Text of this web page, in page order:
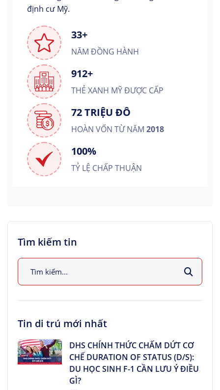
định cư Mỹ.
33+
NĂM ĐỒNG HÀNH
912+
THẺ XANH MỸ ĐƯỢC CẤP
72 TRIỆU ĐÔ
HOÀN VỐN TỪ NĂM 2018
100%
TỶ LỆ CHẤP THUẬN
Tìm kiếm tin
Tin di trú mới nhất
DHS CHÍNH THỨC CHẤM DỨT CƠ
CHẾ DURATION OF STATUS (D/S):
DU HỌC SINH F-1 CẦN LƯU Ý ĐIỀU
GÌ?